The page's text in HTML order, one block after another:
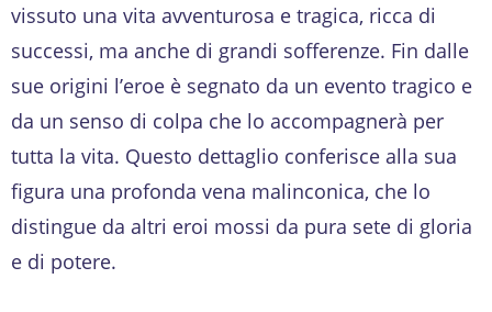
vissuto una vita avventurosa e tragica, ricca di
successi, ma anche di grandi sofferenze. Fin dalle
sue origini l’eroe è segnato da un evento tragico e
da un senso di colpa che lo accompagnerà per
tutta la vita. Questo dettaglio conferisce alla sua
figura una profonda vena malinconica, che lo
distingue da altri eroi mossi da pura sete di gloria
e di potere.